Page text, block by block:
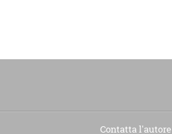
Contatta l'autore